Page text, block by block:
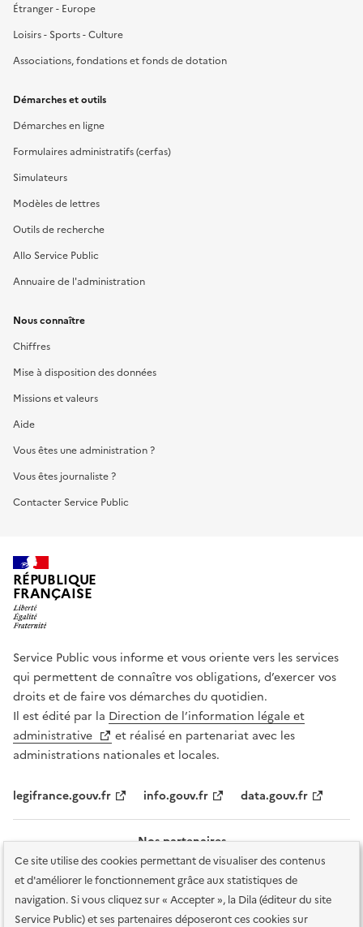
Ce site utilise des cookies permettant de visualiser des contenus
et d'améliorer le fonctionnement grâce aux statistiques de
navigation. Si vous cliquez sur « Accepter », la Dila (éditeur du site
Service Public) et ses partenaires déposeront ces cookies sur
Étranger - Europe
Loisirs - Sports - Culture
Associations, fondations et fonds de dotation
Démarches et outils
Démarches en ligne
Formulaires administratifs (cerfas)
Simulateurs
Modèles de lettres
Outils de recherche
Allo Service Public
Annuaire de l'administration
Nous connaître
Chiffres
Mise à disposition des données
Missions et valeurs
Aide
Vous êtes une administration ?
Vous êtes journaliste ?
Contacter Service Public
RÉPUBLIQUE
FRANÇAISE
Service Public vous informe et vous oriente vers les services
qui permettent de connaître vos obligations, d’exercer vos
droits et de faire vos démarches du quotidien.
Il est édité par la Direction de l’information légale et
administrative
et réalisé en partenariat avec les
administrations nationales et locales.
legifrance.gouv.fr info.gouv.fr data.gouv.fr
Nos partenaires